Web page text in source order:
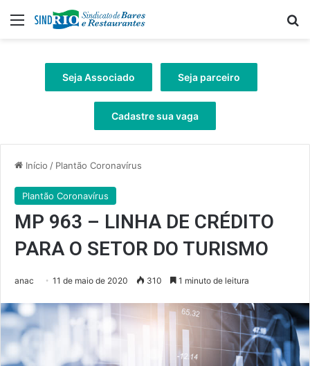
Menu
Seja Associado Seja parceiro
Cadastre sua vaga
Início / Plantão Coronavírus
Plantão Coronavírus
MP 963 – LINHA DE CRÉDITO
PARA O SETOR DO TURISMO
anac 11 de maio de 2020 310 1 minuto de leitura